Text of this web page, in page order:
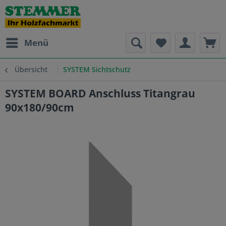
Menü
Übersicht SYSTEM Sichtschutz
SYSTEM BOARD Anschluss Titangrau
90x180/90cm